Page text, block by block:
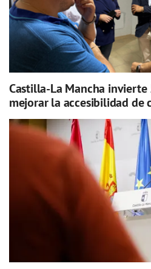
Castilla-La Mancha invierte
mejorar la accesibilidad de